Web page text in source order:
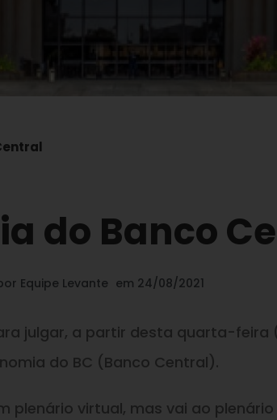
do Banco
Equipe Levante em 24/08/2021
julgar, a partir desta quarta-feira
do BC (Banco Central).
plenário virtual, mas vai ao